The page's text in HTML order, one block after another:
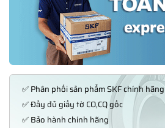
✅ Phân phối sản phẩm SKF chính hãng
✅ Đầy đủ giấy tờ CO,CQ gốc
✅ Bảo hành chính hãng